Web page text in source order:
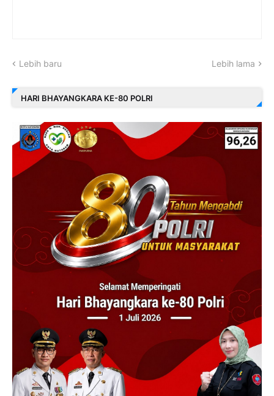
Lebih baru Lebih lama
HARI BHAYANGKARA KE-80 POLRI